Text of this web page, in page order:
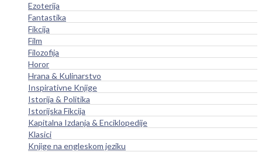
Ezoterija
Fantastika
Fikcija
Film
Filozofija
Horor
Hrana & Kulinarstvo
Inspirativne Knjige
Istorija & Politika
Istorijska Fikcija
Kapitalna Izdanja & Enciklopedije
Klasici
Knjige na engleskom jeziku